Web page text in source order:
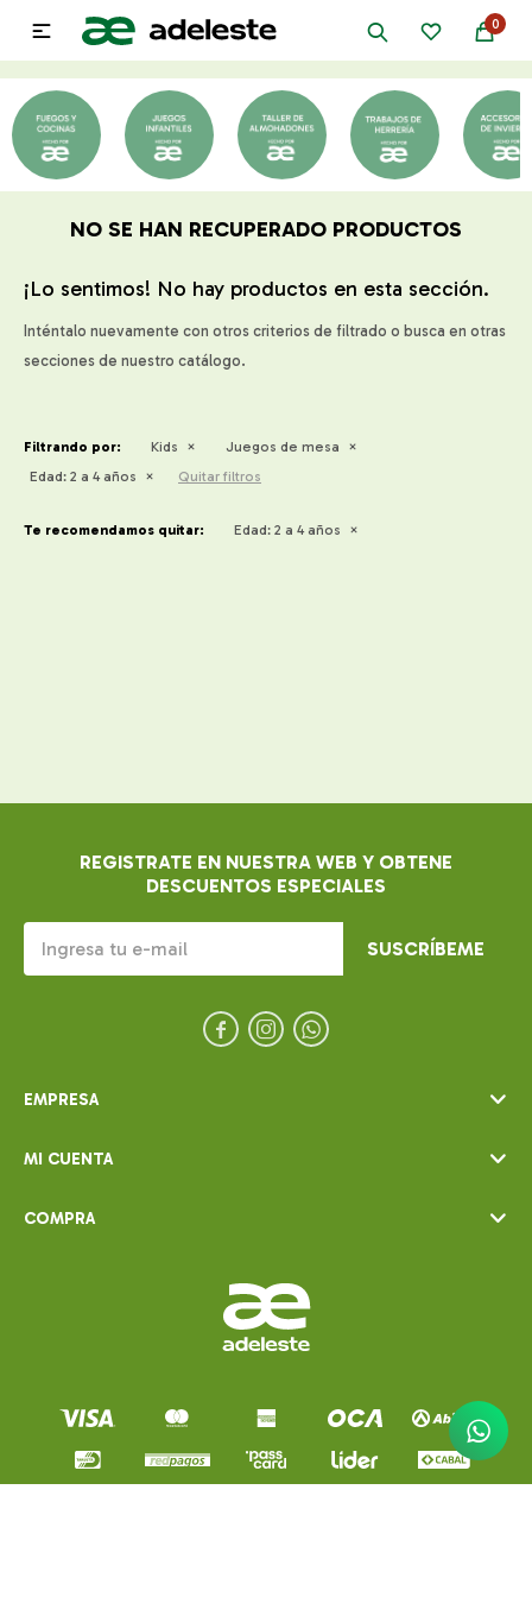
0

NO SE HAN RECUPERADO PRODUCTOS
¡Lo sentimos! No hay productos en esta sección.
Inténtalo nuevamente con otros criterios de filtrado o busca en otras
secciones de nuestro catálogo.
Filtrando por: Kids
Juegos de mesa
Edad: 2 a 4 años Quitar filtros
Te recomendamos quitar: Edad: 2 a 4 años
EMPRESA
MI CUENTA
COMPRA
REGISTRATE EN NUESTRA WEB Y OBTENE
DESCUENTOS ESPECIALES
SUSCRÍBEME
  